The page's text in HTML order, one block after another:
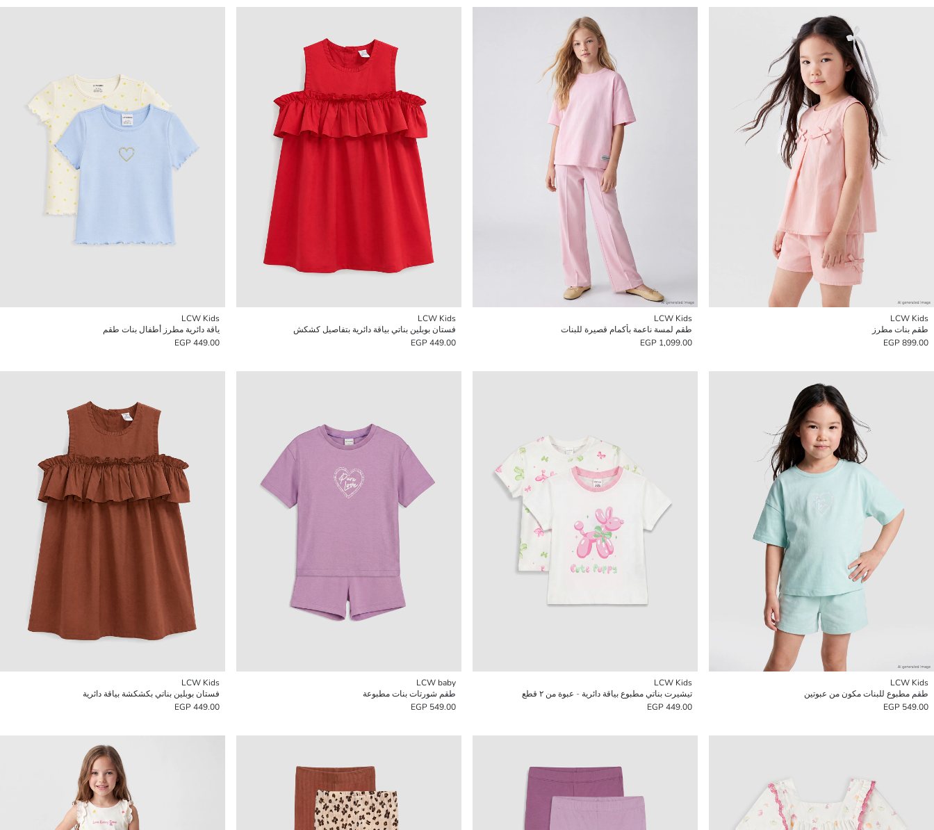
LCW Kids
طقم بنات مطرز
899.00 EGP
LCW Kids
طقم لمسة ناعمة بأكمام قصيرة للبنات
1,099.00 EGP
LCW Kids
فستان بوبلين بناتي بياقة دائرية بتفاصيل كشكش
449.00 EGP
LCW Kids
ياقة دائرية مطرز أطفال بنات طقم
449.00 EGP
LCW Kids
طقم مطبوع للبنات مكون من عبوتين
549.00 EGP
LCW Kids
تيشيرت بناتي مطبوع بياقة دائرية - عبوة من ٢ قطع
449.00 EGP
LCW baby
طقم شورتات بنات مطبوعة
549.00 EGP
LCW Kids
فستان بوبلين بناتي بكشكشة بياقة دائرية
449.00 EGP